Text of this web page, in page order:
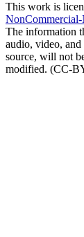
This work is
The information
audio, video,
source, will not
modified. (CC-